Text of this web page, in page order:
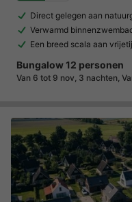
Direct gelegen aan
Verwarmd
Een breed scala aan
Bungalow 12 personen
Van 6 tot 9 nov, 3 nachten,